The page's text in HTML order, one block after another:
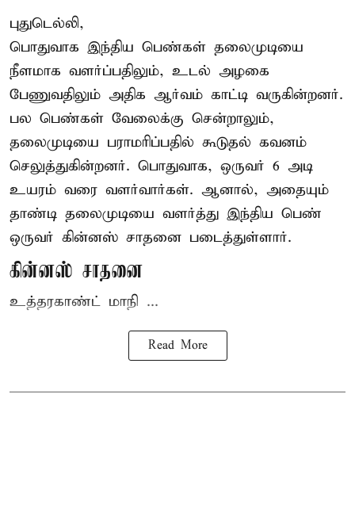
புதுடெல்லி,
பொதுவாக இந்திய பெண்கள் தலைமுடியை
நீளமாக வளர்ப்பதிலும், உடல் அழகை
பேணுவதிலும் அதிக ஆர்வம் காட்டி வருகின்றனர்.
பல பெண்கள் வேலைக்கு சென்றாலும்,
தலைமுடியை பராமரிப்பதில் கூடுதல் கவனம்
செலுத்துகின்றனர். பொதுவாக, ஒருவர் 6 அடி
உயரம் வரை வளர்வார்கள். ஆனால், அதையும்
தாண்டி தலைமுடியை வளர்த்து இந்திய பெண்
ஒருவர் கின்னஸ் சாதனை படைத்துள்ளார்.
கின்னஸ் சாதனை
உத்தரகாண்ட் மாநி ...
Read More